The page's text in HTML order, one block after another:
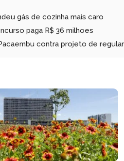
gás de cozinha mais caro
paga R$ 36 milhoes
contra projeto de